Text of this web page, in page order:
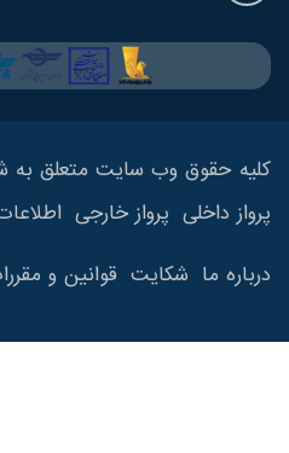
کلیه حقوق وب سایت متعلق به
پرواز داخلی پرواز خارجی اطلاعات
درباره ما شکایت قوانین و مقررات